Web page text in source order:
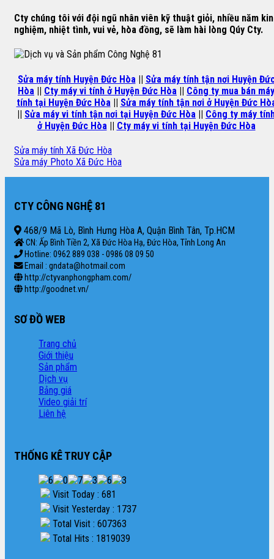
Cty chúng tôi với đội ngũ nhân viên kỹ thuật giỏi, nhiều năm
nghiệm, nhiệt tình, vui vẻ, hòa đồng, sẽ làm hài lòng Qúy Cty.
Sửa máy tính Huyện Đức Hòa || Sửa máy tính tận nơi Huyện
Hòa || Cty máy vi tính ở Huyện Đức Hòa || Công ty mua bán máy
tính tại Huyện Đức Hòa || Sửa máy tính tận nơi ở Huyện Đức
|| Sửa máy vi tính tận nơi tại Huyện Đức Hòa || Công ty máy
ở Huyện Đức Hòa || Cty máy vi tính tại Huyện Đức Hòa
Sửa máy tính Xã Đức Hòa
Sửa máy Photo Xã Đức Hòa
CTY CÔNG NGHỆ 81
468/9 Mã Lò, Bình Hưng Hòa A, Quận Bình Tân, Tp.HCM
CN: Ấp Bình Tiền 2, Xã Đức Hòa Hạ, Đức Hòa, Tỉnh Long An
Hotline: 0962 889 038 - 0986 08 09 50
Email : gndata@hotmail.com
http://ctyvanphongpham.com/
http://goodnet.vn/
SƠ ĐỒ WEB
Trang chủ
Giới thiệu
Sản phẩm
Dịch vụ
Bảng giá
Video giải trí
Liên hệ
THỐNG KÊ TRUY CẬP
Visit Today : 681
Visit Yesterday : 1737
Total Visit : 607363
Total Hits : 1819039